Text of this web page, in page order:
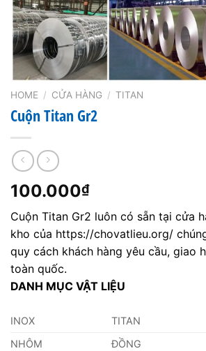
HOME / CỬA HÀNG / TITAN
Cuộn Titan Gr2
100.000₫
Cuộn Titan Gr2 luôn có sẵn tại cửa
kho của https://chovatlieu.org/
quy cách khách hàng yêu cầu, giao
toàn quốc.
DANH MỤC VẬT LIỆU
INOX TITAN
NHÔM
ĐỒNG